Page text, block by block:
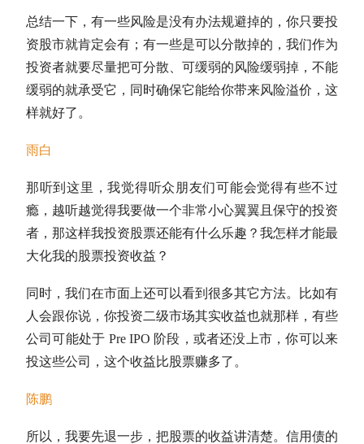
总结一下，有一些风险是没有办法规避掉的，你只要投
资股市就肯定会有；有一些是可以分散掉的，我们作为
投资者就要尽量把可分散、可缓弱的风险缓弱掉，不能
缓弱的就承受它，同时确保它能给你带来风险溢价，这
样就好了。
雨白
那听到这里，我觉得听众朋友们可能会觉得有些不过
瘾，越听越觉得我要做一个非常小心翼翼且保守的投资
者，那这样我投资股票还能有什么乐趣？我怎样才能最
大化我的股票投资收益？
同时，我们在市面上还可以看到很多其它方法。比如有
人会跟你说，你投资二级市场其实收益也就那样，有些
公司可能处于 Pre IPO 阶段，或者还没上市，你可以来
投这些公司，这个收益比股票赚多了。
陈鹏
所以，我要先退一步，把股票的收益讲清楚。信用债的